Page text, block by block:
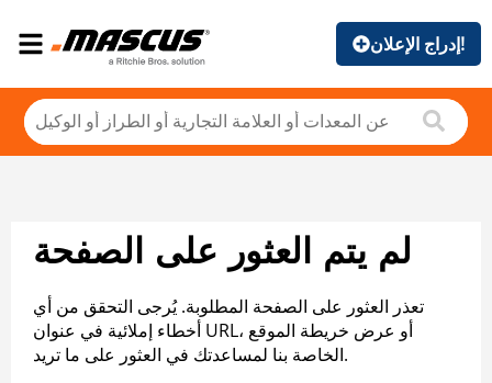
إدراج الإعلان!
لم يتم العثور على الصفحة
تعذر العثور على الصفحة المطلوبة. يُرجى التحقق من أي
أخطاء إملائية في عنوان URL، أو عرض خريطة الموقع
الخاصة بنا لمساعدتك في العثور على ما تريد.